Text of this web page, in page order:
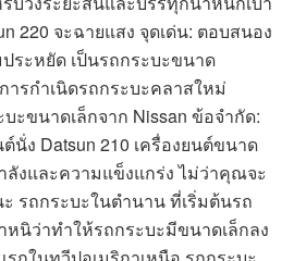
220 จะฉายแสง จุดเด่น: ตอบสนอง
ระหยัด เป็นรถกระบะขนาด
รกำเนิดรถกระบะคลาสใหม่
ะขนาดเล็กจาก Nissan ข้อจำกัด:
นั่ง Datsun 210 เครื่องยนต์ขนาด
ลังและความแข็งแกร่ง ไม่ว่าคุณจะ
รถกระบะในตำนาน ที่เริ่มต้นรถ
นิว่าทำให้รถกระบะมีขนาดเล็กลง